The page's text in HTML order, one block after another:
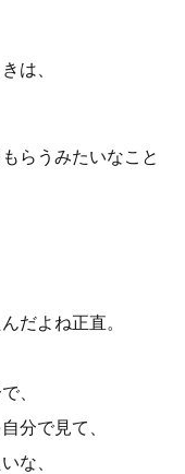
は、
らうみたいなこと
だよね正直。
、
分で見て、
な、